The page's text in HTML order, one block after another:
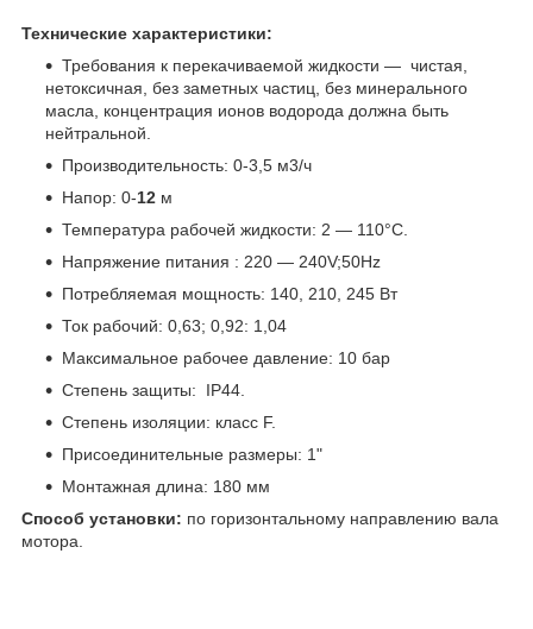
Технические характеристики:
Требования к перекачиваемой жидкости ― чистая,
нетоксичная, без заметных частиц, без минерального
масла, концентрация ионов водорода должна быть
нейтральной.
Производительность: 0-3,5 м3/ч
Напор: 0-12 м
Температура рабочей жидкости: 2 ― 110°С.
Напряжение питания : 220 ― 240V;50Hz
Потребляемая мощность: 140, 210, 245 Вт
Ток рабочий: 0,63; 0,92: 1,04
Максимальное рабочее давление: 10 бар
Степень защиты: IP44.
Степень изоляции: класс F.
Присоединительные размеры: 1"
Монтажная длина: 180 мм
Способ установки: по горизонтальному направлению вала
мотора.